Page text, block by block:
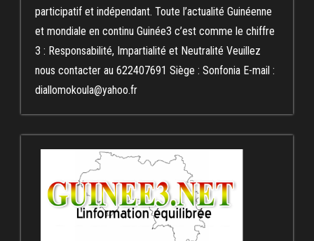
participatif et indépendant. Toute l’actualité Guinéenne
et mondiale en continu Guinée3 c’est comme le chiffre
3 : Responsabilité, Impartialité et Neutralité Veuillez
nous contacter au 622407691 Siège : Sonfonia E-mail :
diallomokoula@yahoo.fr